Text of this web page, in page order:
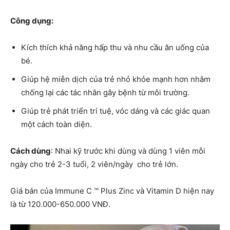
Công dụng:
Kích thích khả năng hấp thu và nhu cầu ăn uống của
bé.
Giúp hệ miễn dịch của trẻ nhỏ khỏe mạnh hơn nhằm
chống lại các tác nhân gây bệnh từ môi trường.
Giúp trẻ phát triển trí tuệ, vóc dáng và các giác quan
một cách toàn diện.
Cách dùng: Nhai kỹ trước khi dùng và dùng 1 viên mỗi
ngày cho trẻ 2-3 tuổi, 2 viên/ngày cho trẻ lớn.
Giá bán của Immune C ™ Plus Zinc và Vitamin D hiện nay
là từ 120.000-650.000 VNĐ.